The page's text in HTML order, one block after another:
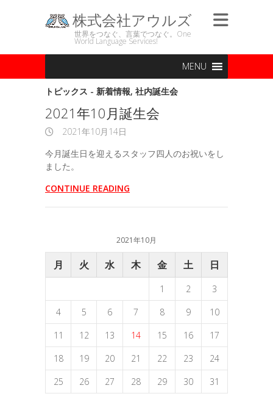
株式会社アウルズ
世界をつなぐ、言葉でつなぐ。One
World Language Services!
MENU
トピックス - 新着情報, 社内誕生会
2021年10月誕生会
2021年10月14日
今月誕生日を迎えるスタッフ四人のお祝いをし
ました。
CONTINUE READING
2021年10月
月 火 水 木 金 土 日
1 2
3
4
5 6 7 8 9
10
11
12 13 14 15 16
17
18
19 20 21 22 23
24
25
26 27 28 29 30 31